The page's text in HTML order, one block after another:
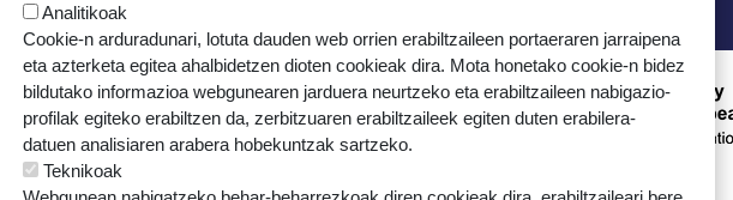
Analitikoak
Cookie-n arduradunari, lotuta dauden web orrien erabiltzaileen portaeraren jarraipena
eta azterketa egitea ahalbidetzen dioten cookieak dira. Mota honetako cookie-n bidez
bildutako informazioa webgunearen jarduera neurtzeko eta erabiltzaileen nabigazio-
profilak egiteko erabiltzen da, zerbitzuaren erabiltzaileek egiten duten erabilera-
datuen analisiaren arabera hobekuntzak sartzeko.
Teknikoak